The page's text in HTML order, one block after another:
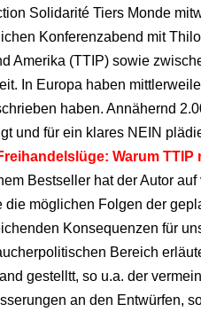
Solidarité Tiers Monde
Konferenzabend mit
Amerika (TTIP) sowie
In Europa haben
haben. Annähernd
und für ein klares NEIN
Warum
Bestseller hat der Autor
die möglichen Folgen der
Konsequenzen für
Bereich
gestelltt, so u.a. der
an den Entwürfen,